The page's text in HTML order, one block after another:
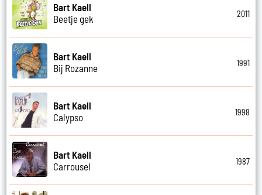
Bart Kaell
Beetje gek
2011
Bart Kaell
Bij Rozanne
1991
Bart Kaell
Calypso
1998
Bart Kaell
Carrousel
1987